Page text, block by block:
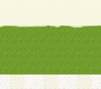
個人情報を与え
意をいただけな
お問い合わせ・